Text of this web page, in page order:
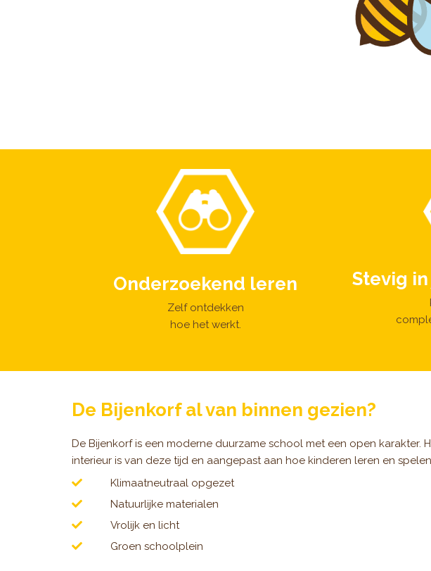
Onderzoekend leren
Zelf ontdekken
hoe het werkt.
Stevig
De Bijenkorf al van binnen gezien?
De Bijenkorf is een moderne duurzame school met een open karakter.
interieur is van deze tijd en aangepast aan hoe kinderen leren en
Klimaatneutraal opgezet
Natuurlijke materialen
Vrolijk en licht
Groen schoolplein